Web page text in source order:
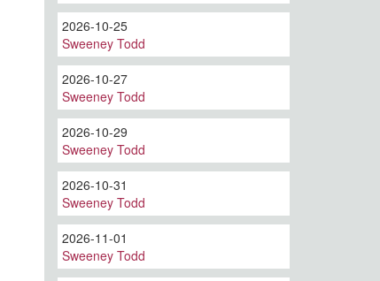
2026-10-25
Sweeney Todd
2026-10-27
Sweeney Todd
2026-10-29
Sweeney Todd
2026-10-31
Sweeney Todd
2026-11-01
Sweeney Todd